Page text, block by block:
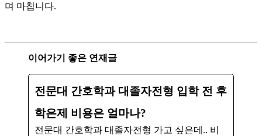
며 마칩니다.
이어가기 좋은 연재글
전문대 간호학과 대졸자전형 입학 전 후
학은제 비용은 얼마나?
전문대 간호학과 대졸자전형 가고 싶은데.. 비